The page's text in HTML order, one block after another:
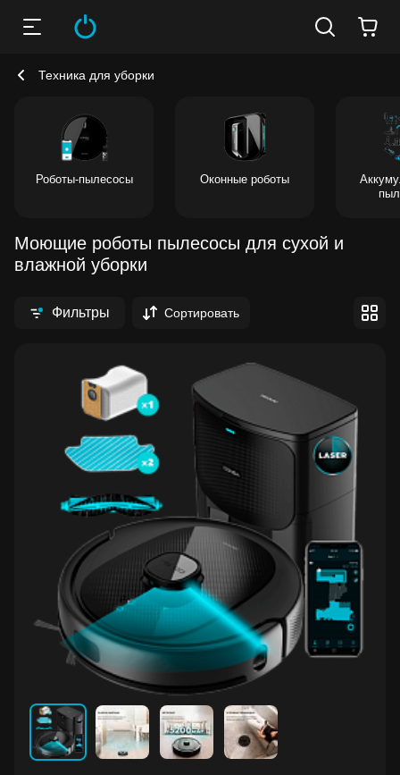
Техника для уборки
Роботы-пылесосы Оконные роботы
Моющие роботы пылесосы для сухой и
влажной уборки
Фильтры Сортировать